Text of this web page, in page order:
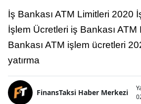
İş Bankası ATM Limitleri 2020
İşlem Ücretleri iş Bankası
Bankası ATM işlem ücretleri
yatırma
FinansTaksi Haber Merkezi